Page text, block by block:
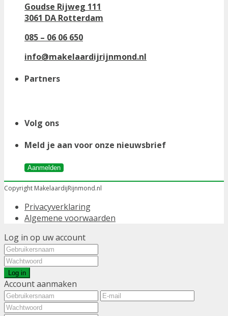
Goudse Rijweg 111
3061 DA Rotterdam
085 – 06 06 650
info@makelaardijrijnmond.nl
Partners
Volg ons
Meld je aan voor onze nieuwsbrief
Aanmelden
Copyright MakelaardijRijnmond.nl
Privacyverklaring
Algemene voorwaarden
Log in op uw account
Log in
Account aanmaken